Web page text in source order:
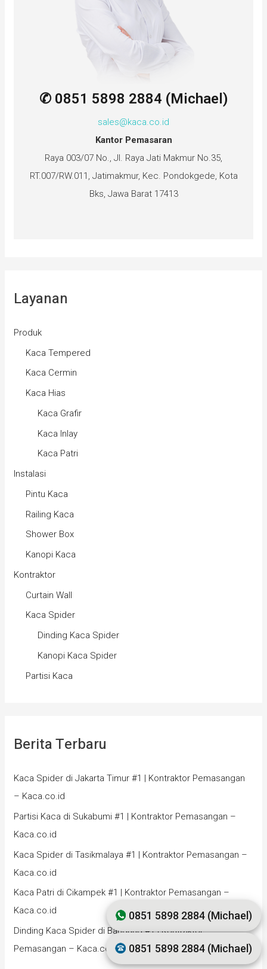
✆ 0851 5898 2884 (Michael)
sales@kaca.co.id
Kantor Pemasaran
Raya 003/07 No., Jl. Raya Jati Makmur No.35,
RT.007/RW.011, Jatimakmur, Kec. Pondokgede, Kota
Bks, Jawa Barat 17413
Layanan
Produk
Kaca Tempered
Kaca Cermin
Kaca Hias
Kaca Grafir
Kaca Inlay
Kaca Patri
Instalasi
Pintu Kaca
Railing Kaca
Shower Box
Kanopi Kaca
Kontraktor
Curtain Wall
Kaca Spider
Dinding Kaca Spider
Kanopi Kaca Spider
Partisi Kaca
Berita Terbaru
Kaca Spider di Jakarta Timur #1 | Kontraktor Pemasangan
– Kaca.co.id
Partisi Kaca di Sukabumi #1 | Kontraktor Pemasangan –
Kaca.co.id
Kaca Spider di Tasikmalaya #1 | Kontraktor Pemasangan –
Kaca.co.id
Kaca Patri di Cikampek #1 | Kontraktor Pemasangan –
Kaca.co.id
Dinding Kaca Spider di Bandung #1 | Kontraktor
Pemasangan – Kaca.co.id
0851 5898 2884 (Michael)
0851 5898 2884 (Michael)